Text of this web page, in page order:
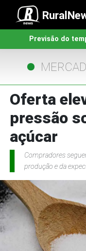
Previsão do
Oferta
pressão
açúcar
Compradores
produção e da